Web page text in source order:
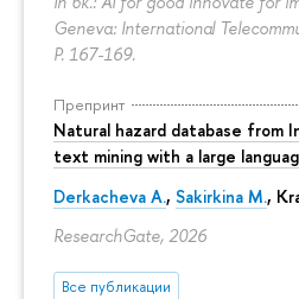
Geneva: International
P. 167-169.
Препринт
Natural hazard database from
text mining with a large
Derkacheva A., Sakirkina M.,
ResearchGate, 2026
Все публикации